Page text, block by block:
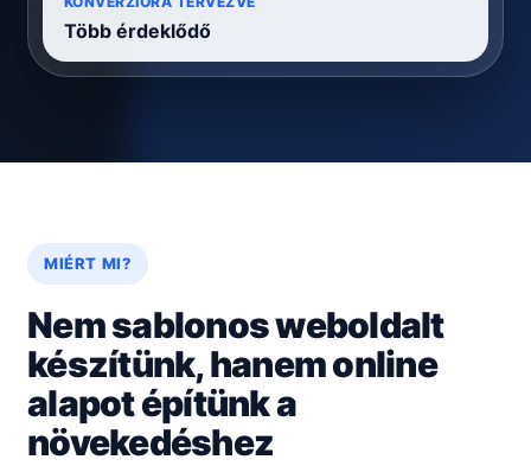
Több érdeklődő
MIÉRT MI?
Nem sablonos weboldalt
készítünk, hanem online
alapot építünk a
növekedéshez